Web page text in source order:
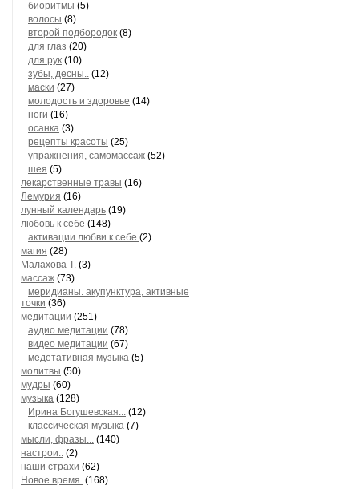
биоритмы (5)
волосы (8)
второй подбородок (8)
для глаз (20)
для рук (10)
зубы, десны.. (12)
маски (27)
молодость и здоровье (14)
ноги (16)
осанка (3)
рецепты красоты (25)
упражнения, самомассаж (52)
шея (5)
лекарственные травы (16)
Лемурия (16)
лунный календарь (19)
любовь к себе (148)
активации любви к себе (2)
магия (28)
Малахова Т. (3)
массаж (73)
меридианы. акупунктура, активные
точки (36)
медитации (251)
аудио медитации (78)
видео медитации (67)
медетативная музыка (5)
молитвы (50)
мудры (60)
музыка (128)
Ирина Богушевская... (12)
классическая музыка (7)
мысли, фразы... (140)
настрои.. (2)
наши страхи (62)
Новое время. (168)